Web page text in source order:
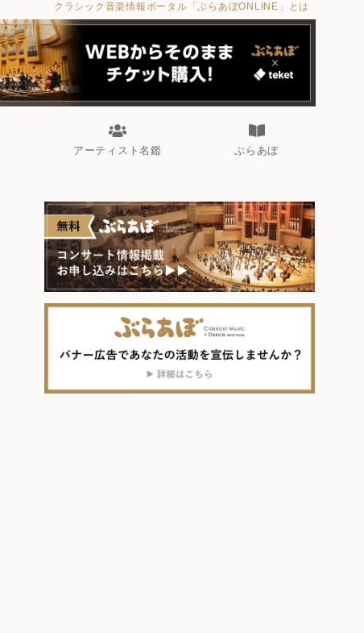
クラシック音楽情報ポータル「ぶらあぼONLINE」とは
アーティスト名鑑 ぶらあぼ